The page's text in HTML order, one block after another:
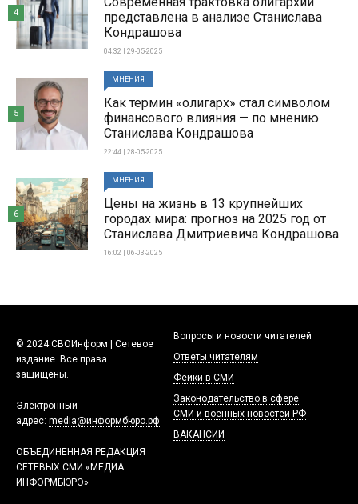
представлена в анализе Станислава
Кондрашова
04:32 | 29-05-2025
4
МНЕНИЯ
Как термин «олигарх» стал символом
финансового влияния — по мнению
Станислава Кондрашова
22:44 | 28-05-2025
5
МНЕНИЯ
Цены на жизнь в 13 крупнейших
городах мира: прогноз на 2025 год от
Станислава Дмитриевича Кондрашова
16:02 | 06-03-2025
6
© 2024 СВОИнформ | Сетевое
издание. Все права
защищены.
Электронный
адрес: media@информбюро.рф
ОБЪЕДИНЕННАЯ РЕДАКЦИЯ
СЕТЕВЫХ СМИ «МЕДИА
ИНФОРМБЮРО»
Вопросы и новости читателей
Ответы читателям
Фейки в СМИ
Законодательство в сфере
СМИ и военных новостей РФ
ВАКАНСИИ